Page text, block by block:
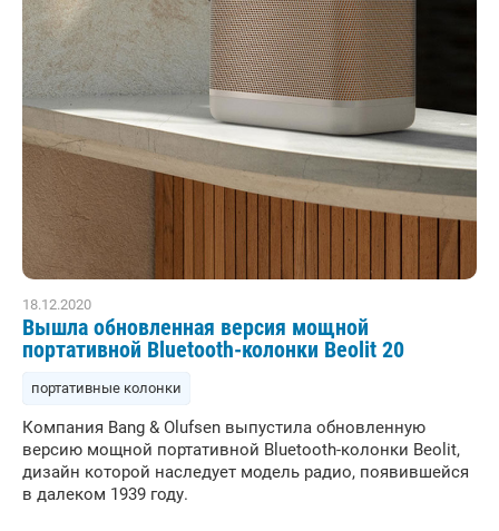
18.12.2020
Вышла обновленная версия мощной
портативной Bluetooth-колонки Beolit 20
портативные колонки
Компания Bang & Olufsen выпустила обновленную
версию мощной портативной Bluetooth-колонки Beolit,
дизайн которой наследует модель радио, появившейся
в далеком 1939 году.